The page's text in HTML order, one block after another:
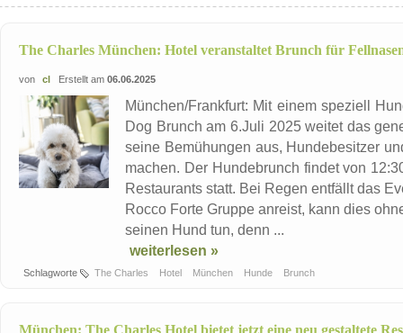
The Charles München: Hotel veranstaltet Brunch für
von cl Erstellt am 06.06.2025
München/Frankfurt: Mit einem speziell
Dog Brunch am 6.Juli 2025 weitet das
seine Bemühungen aus, Hundebesitzer
machen. Der Hundebrunch findet von
Restaurants statt. Bei Regen entfällt das
Rocco Forte Gruppe anreist, kann dies
seinen Hund tun, denn ...
weiterlesen »
Schlagworte The Charles Hotel München Hunde Brunch
München: The Charles Hotel bietet jetzt eine neu gestaltete